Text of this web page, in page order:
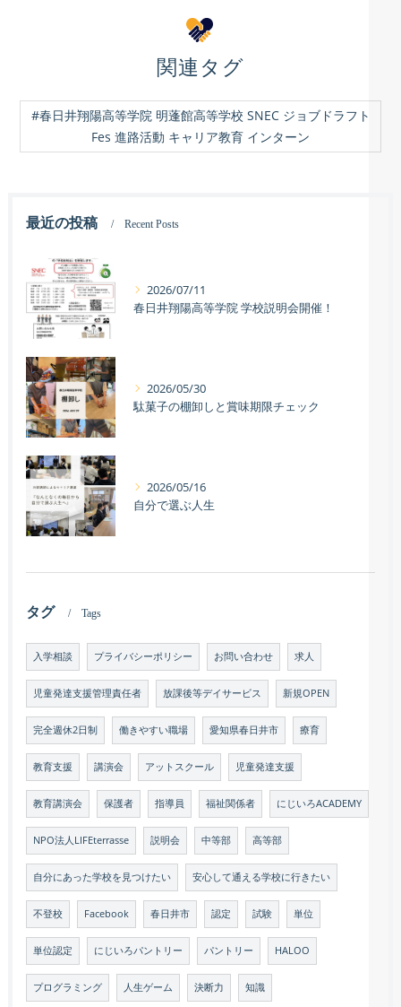
関連タグ
#春日井翔陽高等学院 明蓬館高等学校 SNEC ジョブドラフト
Fes 進路活動 キャリア教育 インターン
最近の投稿 Recent Posts
2026/07/11
春日井翔陽高等学院 学校説明会開催！
2026/05/30
駄菓子の棚卸しと賞味期限チェック
2026/05/16
自分で選ぶ人生
タグ Tags
入学相談 プライバシーポリシー お問い合わせ 求人
児童発達支援管理責任者 放課後等デイサービス 新規OPEN
完全週休2日制 働きやすい職場 愛知県春日井市 療育
教育支援 講演会 アットスクール 児童発達支援
教育講演会 保護者 指導員 福祉関係者 にじいろACADEMY
NPO法人LIFEterrasse 説明会 中等部 高等部
自分にあった学校を見つけたい 安心して通える学校に行きたい
不登校 Facebook 春日井市 認定 試験 単位
単位認定 にじいろパントリー パントリー HALOO
プログラミング 人生ゲーム 決断力 知識